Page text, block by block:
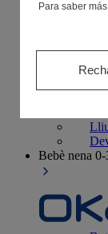
Bebè nena 0-
Para saber